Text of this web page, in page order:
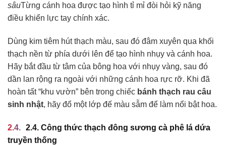
sâuTừng cánh hoa được tạo hình tỉ mỉ đòi hỏi kỹ năng
điều khiển lực tay chính xác.
Dùng kim tiêm hút thạch màu, sau đó đâm xuyên qua khối
thạch nền từ phía dưới lên để tạo hình nhụy và cánh hoa.
Hãy bắt đầu từ tâm của bông hoa với nhụy vàng, sau đó
dần lan rộng ra ngoài với những cánh hoa rực rỡ. Khi đã
hoàn tất “khu vườn” bên trong chiếc bánh thạch rau câu
sinh nhật, hãy đổ một lớp đế màu sẫm để làm nổi bật hoa.
2.4. Công thức thạch đông sương cà phê lá dứa
truyền thống